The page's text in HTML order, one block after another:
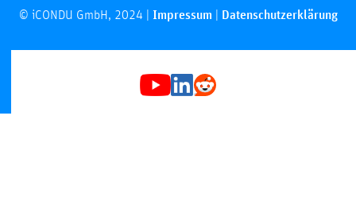
© iCONDU GmbH, 2024 | Impressum Datenschutzerklärung